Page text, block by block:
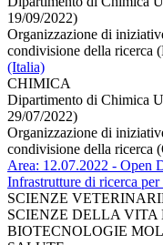
19/09/2022)
Organizzazione di
condivisione della ricerca
(Italia)
CHIMICA
Dipartimento di Chimica
29/07/2022)
Organizzazione di
condivisione della ricerca
Area: 12.07.2022 - Open
Infrastrutture di ricerca per
SCIENZE
SCIENZE DELLA VITA
BIOTECNOLOGIE